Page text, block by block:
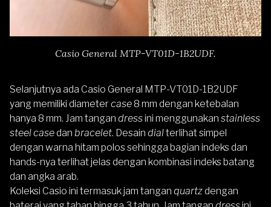
Casio General MTP-VT01D-1B2UDF.
Selanjutnya ada Casio General MTP-VT01D-1B2UDF
yang memiliki diameter case8 mm dengan ketebalan
hanya 8 mm. Jam tangan dressini menggunakan stainless
steel casedan bracelet. Desain dialterlihat simpel
dengan warna hitam polos sehingga bagian indeks dan
hands-nya terlihat jelas dengan kombinasi indeks batang
dan angka arab.
Koleksi Casio ini termasuk jam tangan quartzdengan